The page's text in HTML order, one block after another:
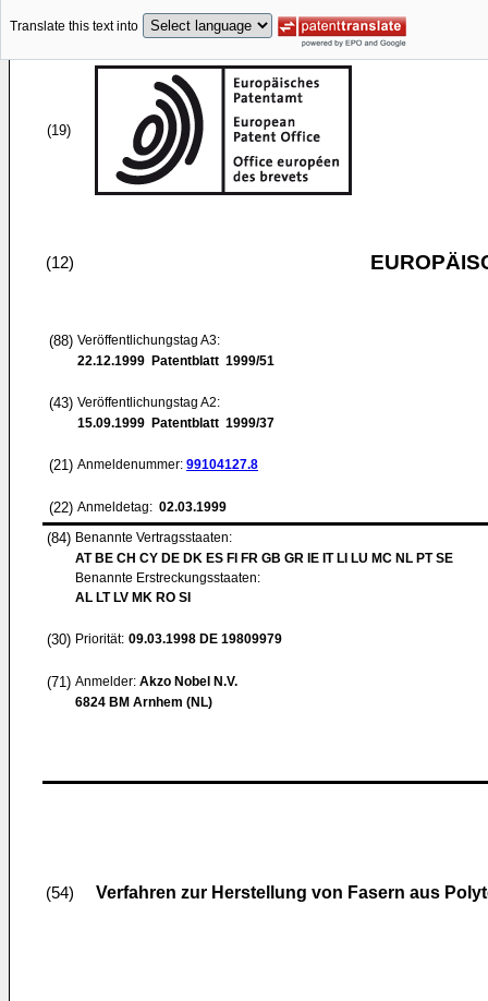
Translate this text into
(19)
(12)
(88) Veröffentlichungstag A3:
22.12.1999 Patentblatt 1999/51
(43) Veröffentlichungstag A2:
15.09.1999 Patentblatt 1999/37
(21) Anmeldenummer: 99104127.8
(22) Anmeldetag: 02.03.1999
(84) Benannte Vertragsstaaten:
AT BE CH CY DE DK ES FI FR GB GR IE IT LI LU MC NL PT SE
Benannte Erstreckungsstaaten:
AL LT LV MK RO SI
(30) Priorität: 09.03.1998 DE 19809979
(71) Anmelder: Akzo Nobel N.V.
6824 BM Arnhem (NL)
(54) Verfahren zur Herstellung von Fasern aus